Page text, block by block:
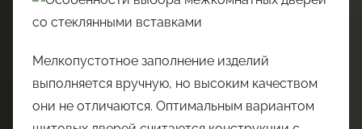
Мелкопустотное заполнение изделий
выполняется вручную, но высоким качеством
они не отличаются. Оптимальным вариантом